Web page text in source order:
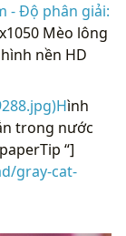
- Độ phân giải:
Mèo lông
nền HD
ình
trong nước
“]
gray-cat-